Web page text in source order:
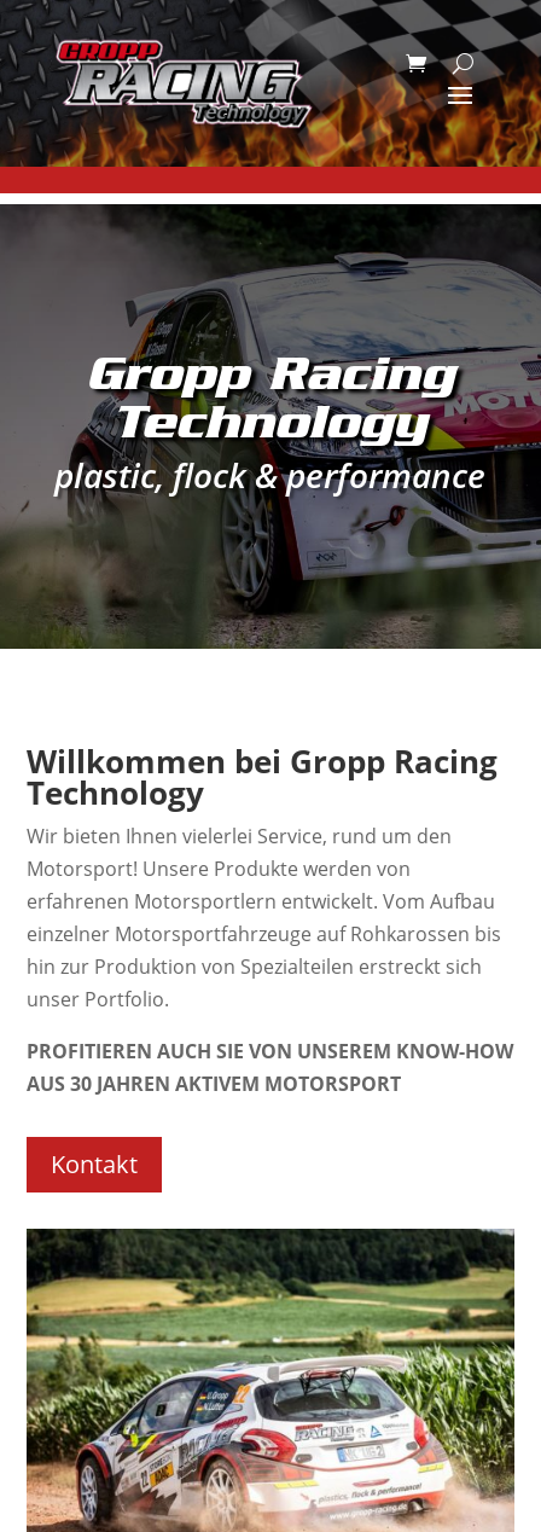
Gropp Racing
Technology
plastic, flock & performance
Willkommen bei Gropp Racing
Technology
Wir bieten Ihnen vielerlei Service, rund um den
Motorsport! Unsere Produkte werden von
erfahrenen Motorsportlern entwickelt. Vom Aufbau
einzelner Motorsportfahrzeuge auf Rohkarossen bis
hin zur Produktion von Spezialteilen erstreckt sich
unser Portfolio.
PROFITIEREN AUCH SIE VON UNSEREM KNOW-HOW
AUS 30 JAHREN AKTIVEM MOTORSPORT
Kontakt